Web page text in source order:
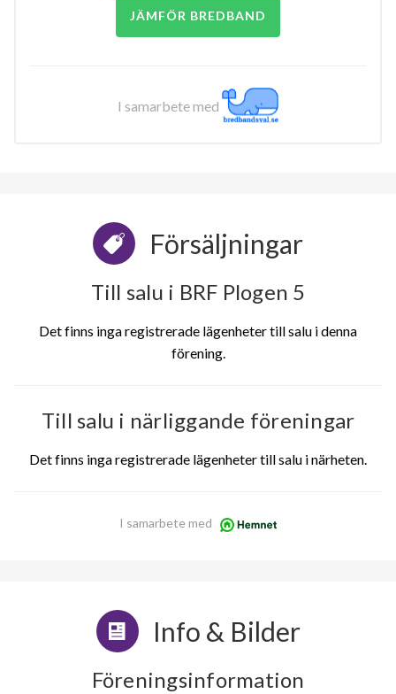
JÄMFÖR BREDBAND
I samarbete med
Försäljningar
Till salu i BRF Plogen 5
Det finns inga registrerade lägenheter till salu i denna
förening.
Till salu i närliggande föreningar
Det finns inga registrerade lägenheter till salu i närheten.
I samarbete med
Info & Bilder
Föreningsinformation